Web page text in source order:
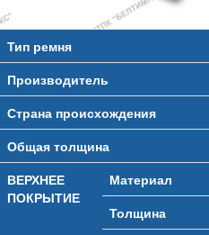
Тип ремня
Производитель
Страна происхождения
Общая толщина
ВЕРХНЕЕ
ПОКРЫТИЕ
Материал
Толщина